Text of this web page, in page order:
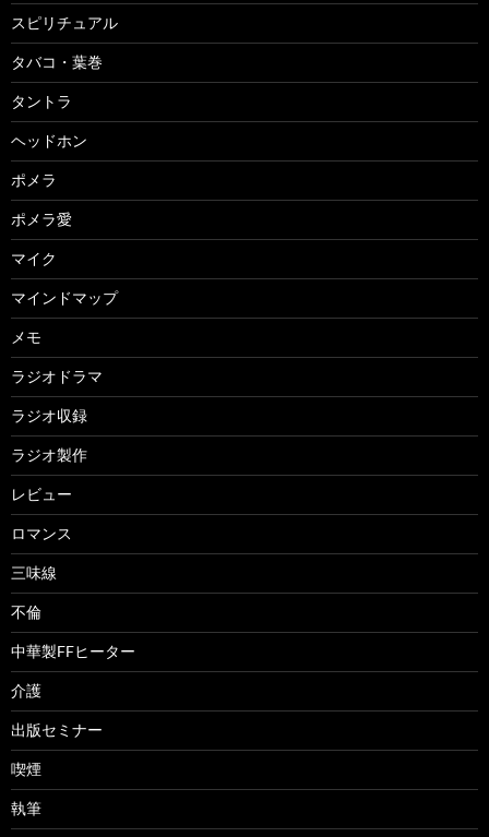
スピリチュアル
タバコ・葉巻
タントラ
ヘッドホン
ポメラ
ポメラ愛
マイク
マインドマップ
メモ
ラジオドラマ
ラジオ収録
ラジオ製作
レビュー
ロマンス
三味線
不倫
中華製FFヒーター
介護
出版セミナー
喫煙
執筆